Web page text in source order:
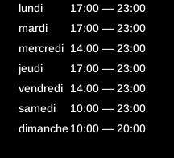
lundi
17:00 — 23:00
mardi
17:00 — 23:00
mercredi 14:00 — 23:00
jeudi
17:00 — 23:00
vendredi
14:00 — 23:00
samedi
10:00 — 23:00
dimanche10:00 — 20:00